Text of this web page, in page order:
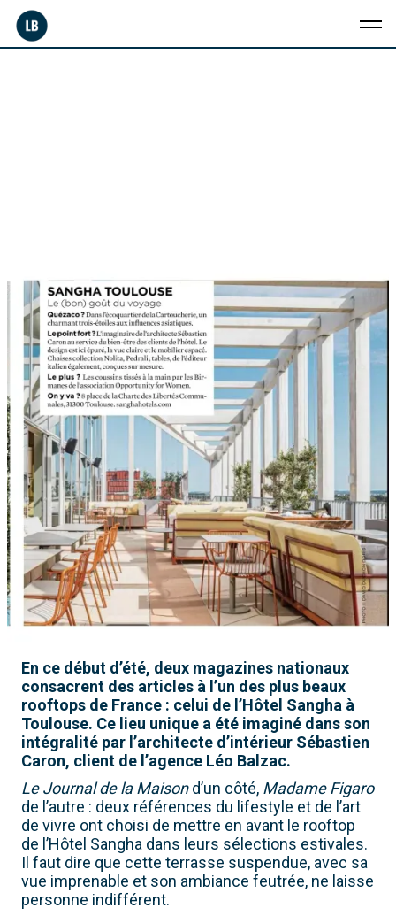
En ce début d’été, deux magazines nationaux
consacrent des articles à l’un des plus beaux
rooftops de France : celui de l’Hôtel Sangha à
Toulouse. Ce lieu unique a été imaginé dans son
intégralité par l’architecte d’intérieur Sébastien
Caron, client de l’agence Léo Balzac.
Le Journal de la Maisond’un côté, Madame Figaro
de l’autre : deux références du lifestyle et de l’art
de vivre ont choisi de mettre en avant le rooftop
de l’Hôtel Sangha dans leurs sélections estivales.
Il faut dire que cette terrasse suspendue, avec sa
vue imprenable et son ambiance feutrée, ne laisse
personne indifférent.